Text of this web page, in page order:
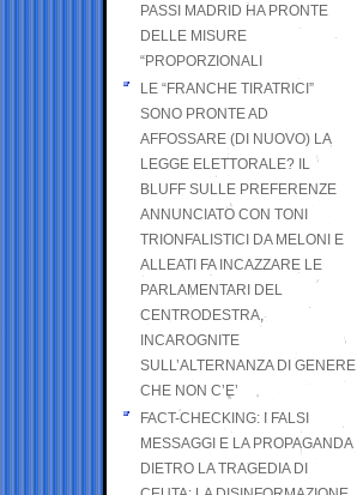
PASSI MADRID HA PRONTE
DELLE MISURE
“PROPORZIONALI
LE “FRANCHE TIRATRICI”
SONO PRONTE AD
AFFOSSARE (DI NUOVO) LA
LEGGE ELETTORALE? IL
BLUFF SULLE PREFERENZE
ANNUNCIATO CON TONI
TRIONFALISTICI DA MELONI E
ALLEATI FA INCAZZARE LE
PARLAMENTARI DEL
CENTRODESTRA,
INCAROGNITE
SULL’ALTERNANZA DI GENERE
CHE NON C’E’
FACT-CHECKING: I FALSI
MESSAGGI E LA PROPAGANDA
DIETRO LA TRAGEDIA DI